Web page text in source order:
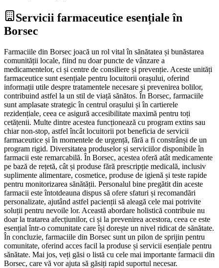
Servicii farmaceutice esențiale în
Borsec
Farmaciile din Borsec joacă un rol vital în sănătatea și bunăstarea
comunității locale, fiind nu doar puncte de vânzare a
medicamentelor, ci și centre de consiliere și prevenție. Aceste unități
farmaceutice sunt esențiale pentru locuitorii orașului, oferind
informații utile despre tratamentele necesare și prevenirea bolilor,
contribuind astfel la un stil de viață sănătos. În Borsec, farmaciile
sunt amplasate strategic în centrul orașului și în cartierele
rezidențiale, ceea ce asigură accesibilitate maximă pentru toți
cetățenii. Multe dintre acestea funcționează cu program extins sau
chiar non-stop, astfel încât locuitorii pot beneficia de servicii
farmaceutice și în momentele de urgență, fără a fi constrânși de un
program rigid. Diversitatea produselor și serviciilor disponibile în
farmacii este remarcabilă. În Borsec, acestea oferă atât medicamente
pe bază de rețetă, cât și produse fără prescripție medicală, inclusiv
suplimente alimentare, cosmetice, produse de igienă și teste rapide
pentru monitorizarea sănătății. Personalul bine pregătit din aceste
farmacii este întotdeauna dispus să ofere sfaturi și recomandări
personalizate, ajutând astfel pacienții să aleagă cele mai potrivite
soluții pentru nevoile lor. Această abordare holistică contribuie nu
doar la tratarea afecțiunilor, ci și la prevenirea acestora, ceea ce este
esențial într-o comunitate care își dorește un nivel ridicat de sănătate.
În concluzie, farmaciile din Borsec sunt un pilon de sprijin pentru
comunitate, oferind acces facil la produse și servicii esențiale pentru
sănătate. Mai jos, veți găsi o listă cu cele mai importante farmacii din
Borsec, care vă vor ajuta să găsiți rapid suportul necesar.